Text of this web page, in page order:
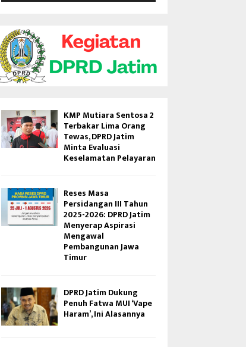
e
o
KMP Mutiara Sentosa 2
Terbakar Lima Orang
Tewas, DPRD Jatim
Minta Evaluasi
Keselamatan Pelayaran
Reses Masa
Persidangan III Tahun
2025-2026: DPRD Jatim
Menyerap Aspirasi
Mengawal
Pembangunan Jawa
Timur
DPRD Jatim Dukung
Penuh Fatwa MUI ‘Vape
Haram’, Ini Alasannya